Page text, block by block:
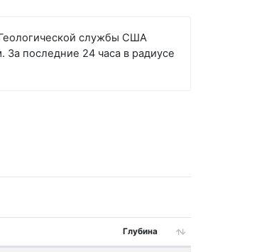
службы США
За последние 24 часа в радиусе
Глубина